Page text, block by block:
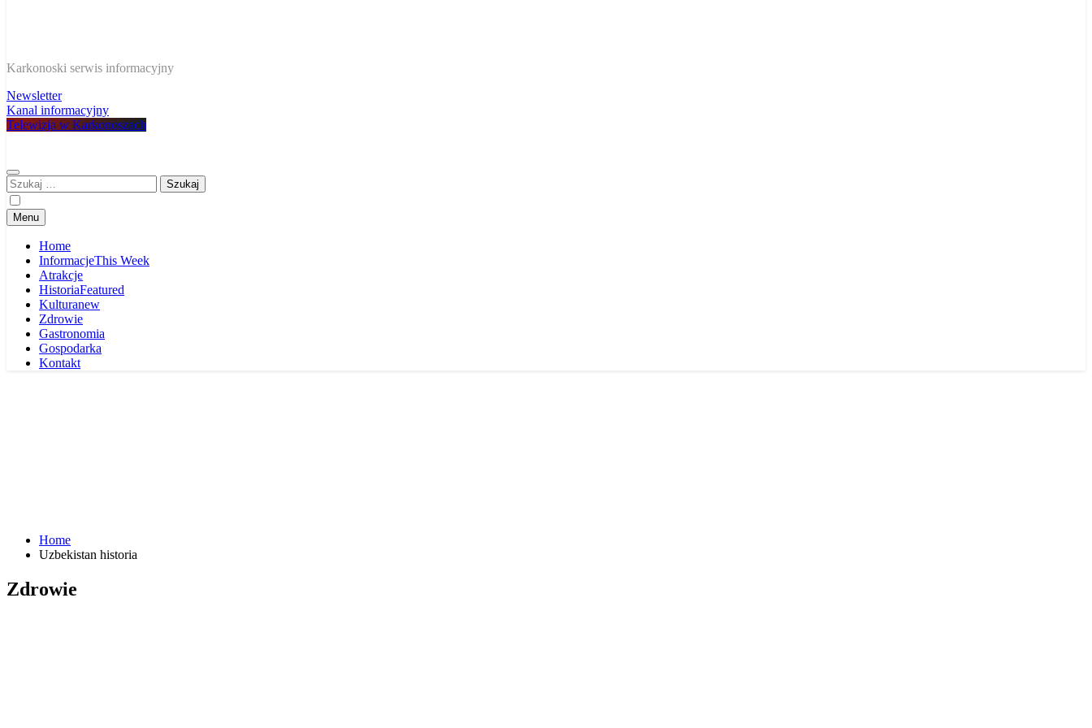
W Karkonoszach
Karkonoski serwis informacyjny
Newsletter
Kanal informacyjny
Telewizja w Karkonoszach
Szukaj:
Menu
Home
InformacjeThis Week
Atrakcje
HistoriaFeatured
Kulturanew
Zdrowie
Gastronomia
Gospodarka
Kontakt
Home
Uzbekistan historia
Zdrowie